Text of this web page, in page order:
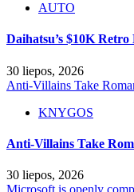
AUTO
Daihatsu’s $10K
30 liepos, 2026
Anti-Villains Take
KNYGOS
Anti-Villains Take
30 liepos, 2026
Microsoft is openly